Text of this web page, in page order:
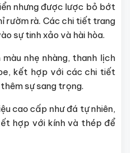
nhưng được lược bỏ bớt
rườm rà. Các chi tiết trang
sự tinh xảo và hài hòa.
nhẹ nhàng, thanh lịch
kết hợp với các chi tiết
sự sang trọng.
cao cấp như đá tự nhiên,
hợp với kính và thép để